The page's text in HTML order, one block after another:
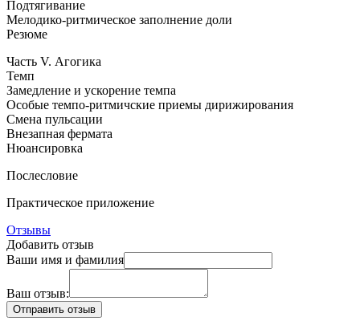
Подтягивание
Мелодико-ритмическое заполнение доли
Резюме
Часть V. Агогика
Темп
Замедление и ускорение темпа
Особые темпо-ритмичские приемы дирижирования
Смена пульсации
Внезапная фермата
Нюансировка
Послесловие
Практическое приложение
Отзывы
Добавить отзыв
Ваши имя и фамилия
Ваш отзыв: